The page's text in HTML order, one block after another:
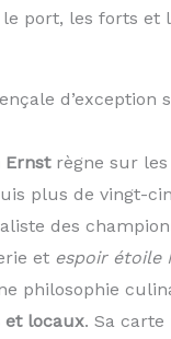
port, les forts et
d’exception
Ernstrègne sur les
plus de vingt-
des
et espoir étoile
philosophie
et locaux. Sa carte